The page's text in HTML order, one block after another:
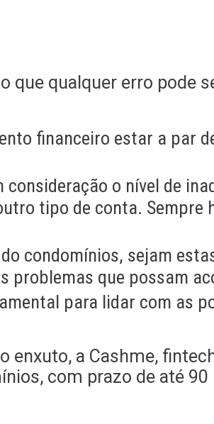
que qualquer erro pode
financeiro estar a par
o nível de
tipo de conta. Sempre
condomínios, sejam
problemas que possam
para lidar com as
enxuto, a Cashme,
com prazo de até 90